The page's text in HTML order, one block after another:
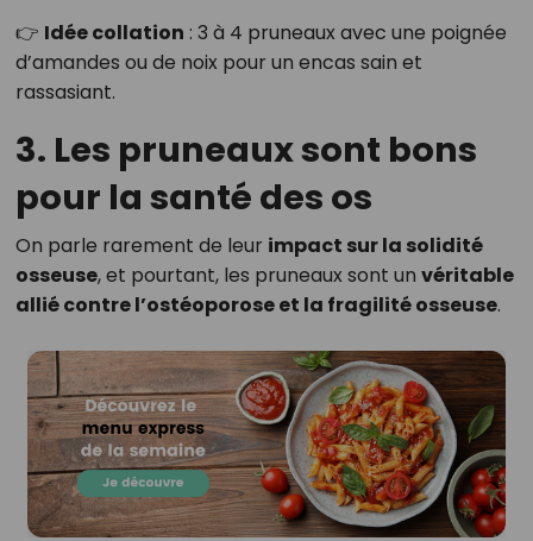
👉 Idée collation : 3 à 4 pruneaux avec une poignée
d’amandes ou de noix pour un encas sain et
rassasiant.
3. Les pruneaux sont bons
pour la santé des os
On parle rarement de leur impact sur la solidité
osseuse, et pourtant, les pruneaux sont un véritable
allié contre l’ostéoporose et la fragilité osseuse.